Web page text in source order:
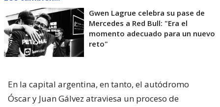
Gwen Lagrue celebra su pase de
Mercedes a Red Bull: "Era el
momento adecuado para un nuevo
reto"
En la capital argentina, en tanto, el autódromo
Óscar y Juan Gálvez atraviesa un proceso de